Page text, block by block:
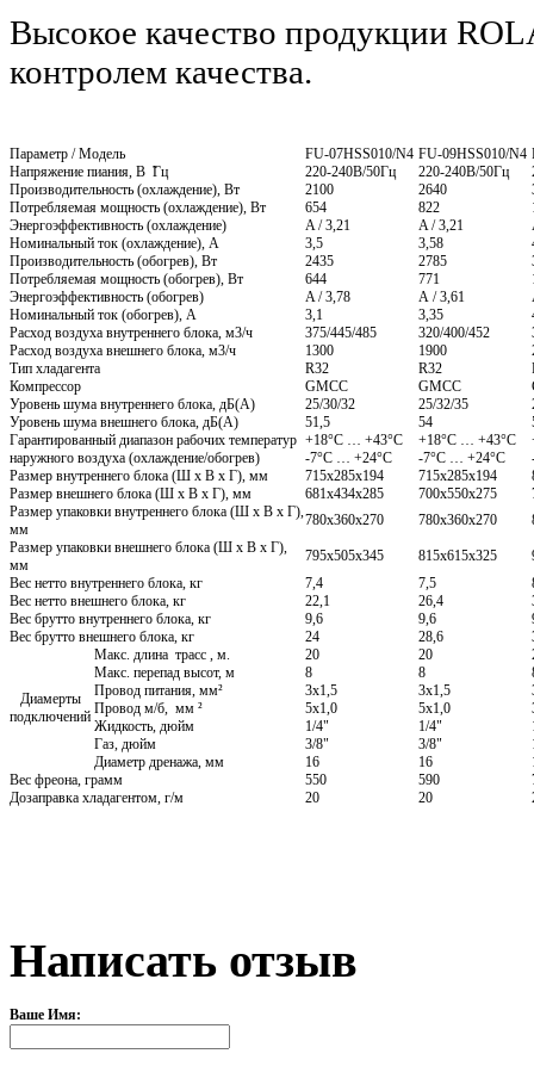
Высокое качество продукции
контролем качества.
Параметр / Модель FU-07HSS010/N4 FU-09HSS010/N4
Напряжение пиания, В ̃Гц
220-240В/50Гц 220-240В/50Гц
Производительность (охлаждение), Вт
2100 2640
Потребляемая мощность (охлаждение), Вт
654 822
Энергоэффективность (охлаждение)
A / 3,21 A / 3,21
Номинальный ток (охлаждение), А
3,5 3,58
Производительность (обогрев), Вт
2435 2785
Потребляемая мощность (обогрев), Вт
644 771
Энергоэффективность (обогрев)
A / 3,78 А / 3,61
Номинальный ток (обогрев), А
3,1 3,35
Расход воздуха внутреннего блока, м3/ч
375/445/485 320/400/452
Расход воздуха внешнего блока, м3/ч
1300 1900
Тип хладагента
R32 R32
Компрессор
GMCC GMCC
Уровень шума внутреннего блока, дБ(А)
25/30/32 25/32/35
Уровень шума внешнего блока, дБ(А)
51,5 54
Гарантированный диапазон рабочих температур
наружного воздуха (охлаждение/обогрев)
+18°C … +43°C +18°C … +43°C
-7°C … +24°C
-7°C … +24°C
Размер внутреннего блока (Ш х В х Г), мм
715x285x194 715x285x194
Размер внешнего блока (Ш х В х Г), мм
681x434x285 700x550x275
Размер упаковки внутреннего блока (Ш х В х Г),
мм
780x360x270 780x360x270
Размер упаковки внешнего блока (Ш х В х Г),
мм
795x505x345 815x615x325
Вес нетто внутреннего блока, кг
7,4 7,5
Вес нетто внешнего блока, кг
22,1 26,4
Вес брутто внутреннего блока, кг
9,6 9,6
Вес брутто внешнего блока, кг
24 28,6
Диамерты
подключений
Макс. длина трасс , м. 20 20
Макс. перепад высот, м
8 8
Провод питания, мм²
3x1,5 3x1,5
Провод м/б, мм ²
5x1,0 5x1,0
Жидкость, дюйм
1/4" 1/4"
Газ, дюйм
3/8" 3/8"
Диаметр дренажа, мм
16 16
Вес фреона, грамм
550 590
Дозаправка хладагентом, г/м
20 20
Написать отзыв
Ваше Имя: